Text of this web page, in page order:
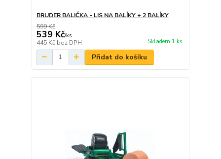
BRUDER BALIČKA - LIS NA BALÍKY + 2 BALÍKY
599 Kč
539 Kč/ks
445 Kč bez DPH Skladem 1 ks
Přidat do košíku